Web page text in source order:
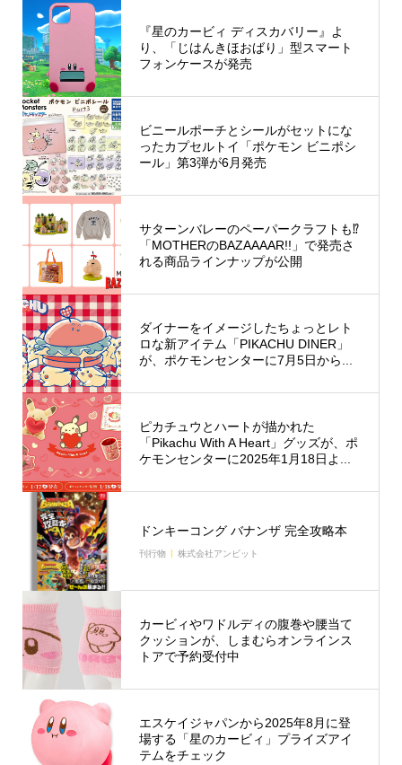
『星のカービィ ディスカバリー』よ
り、「じはんきほおばり」型スマート
フォンケースが発売
ビニールポーチとシールがセットにな
ったカプセルトイ「ポケモン ビニポシ
ール」第3弾が6月発売
サターンバレーのペーパークラフトも⁉︎
「MOTHERのBAZAAAAR!!」で発売さ
れる商品ラインナップが公開
ダイナーをイメージしたちょっとレト
ロな新アイテム「PIKACHU DINER」
が、ポケモンセンターに7月5日から...
ピカチュウとハートが描かれた
「Pikachu With A Heart」グッズが、ポ
ケモンセンターに2025年1月18日よ...
ドンキーコング バナンザ 完全攻略本
刊行物 株式会社アンビット
カービィやワドルディの腹巻や腰当て
クッションが、しまむらオンラインス
トアで予約受付中
エスケイジャパンから2025年8月に登
場する「星のカービィ」プライズアイ
テムをチェック